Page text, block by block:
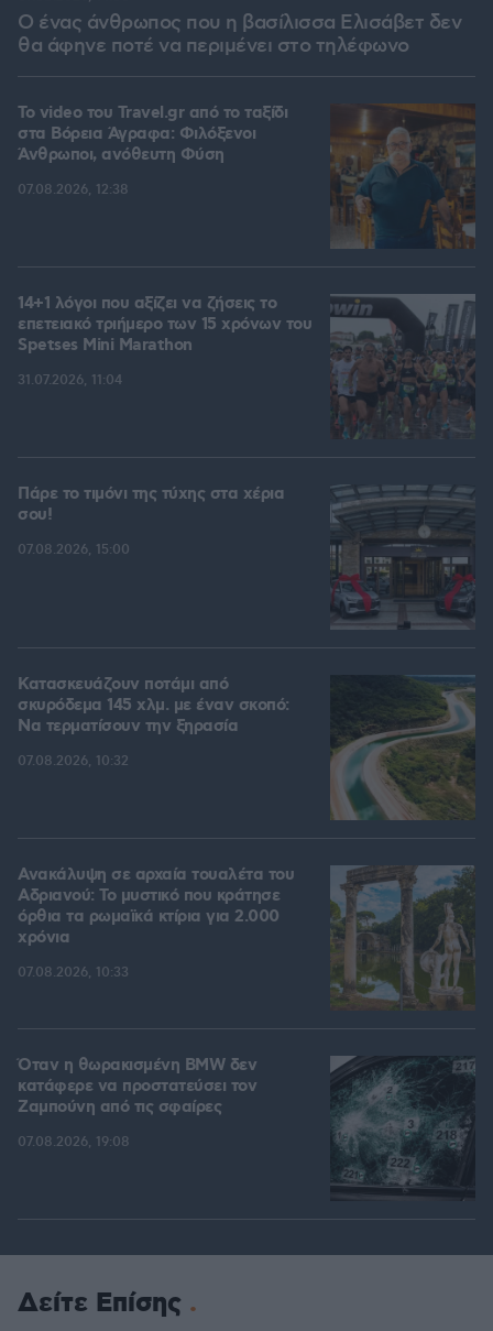
Ο ένας άνθρωπος που η βασίλισσα Ελισάβετ δεν
θα άφηνε ποτέ να περιμένει στο τηλέφωνο
To video του Travel.gr από το ταξίδι
στα Βόρεια Άγραφα: Φιλόξενοι
Άνθρωποι, ανόθευτη Φύση
07.08.2026, 12:38
14+1 λόγοι που αξίζει να ζήσεις το
επετειακό τριήμερο των 15 χρόνων του
Spetses Mini Marathon
31.07.2026, 11:04
Πάρε το τιμόνι της τύχης στα χέρια
σου!
07.08.2026, 15:00
Κατασκευάζουν ποτάμι από
σκυρόδεμα 145 χλμ. με έναν σκοπό:
Να τερματίσουν την ξηρασία
07.08.2026, 10:32
Ανακάλυψη σε αρχαία τουαλέτα του
Αδριανού: Το μυστικό που κράτησε
όρθια τα ρωμαϊκά κτίρια για 2.000
χρόνια
07.08.2026, 10:33
Όταν η θωρακισμένη BMW δεν
κατάφερε να προστατεύσει τον
Ζαμπούνη από τις σφαίρες
07.08.2026, 19:08
Δείτε Επίσης